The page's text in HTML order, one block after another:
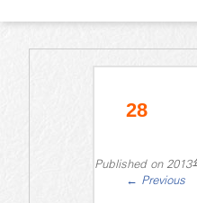
28
Published on 2013
← Previous